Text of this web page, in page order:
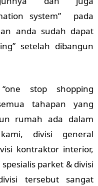
system” pada
anda sudah dapat
setelah dibangun
stop shopping
tahapan yang
rumah ada dalam
divisi general
kontraktor interior,
parket & divisi
tersebut sangat